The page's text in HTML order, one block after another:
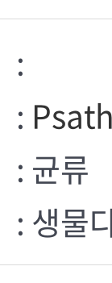
:
:
: 균류
: 생물